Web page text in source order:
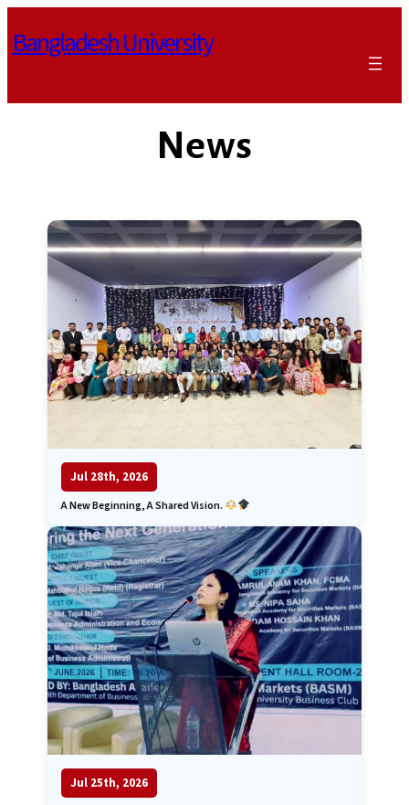
to
content
Bangladesh University
News
Jul 28th, 2026
A New Beginning, A Shared Vision.
Jul 25th, 2026